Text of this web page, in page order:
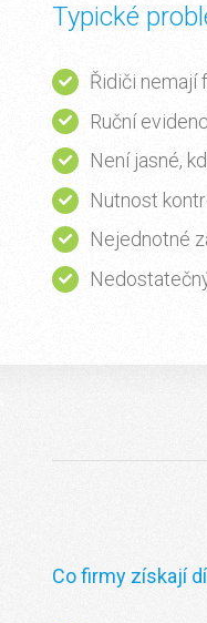
Typické
Řidiči nemají
Ruční
Není jasné,
Nutnost
Nejednotné
Co firmy získají